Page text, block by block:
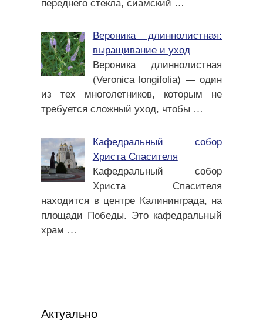
переднего стекла, сиамский …
Вероника длиннолистная:
выращивание и уход
Вероника длиннолистная
(Veronica longifolia) — один
из тех многолетников, которым не
требуется сложный уход, чтобы …
Кафедральный собор
Христа Спасителя
Кафедральный собор
Христа Спасителя
находится в центре Калининграда, на
площади Победы. Это кафедральный
храм …
Актуально